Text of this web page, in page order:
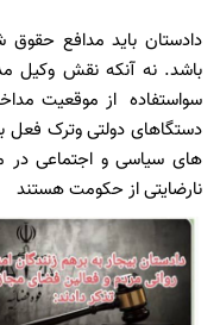
دادستان باید مدافع حقوق
باشد. نه آنکه نقش وکیل
سواستفاده از موقعیت
دستگاهای دولتی وترک فعل
های سیاسی و اجتماعی در
نارضایتی از حکومت هستند